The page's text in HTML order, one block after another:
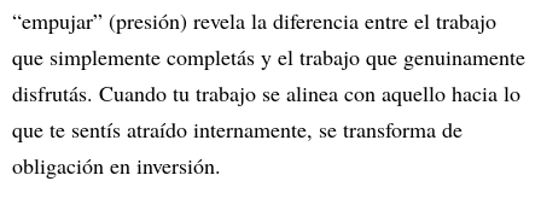
“empujar” (presión) revela la diferencia entre el trabajo
que simplemente completás y el trabajo que genuinamente
disfrutás. Cuando tu trabajo se alinea con aquello hacia lo
que te sentís atraído internamente, se transforma de
obligación en inversión.